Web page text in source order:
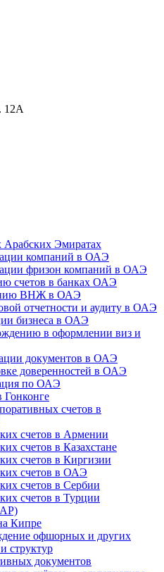
12А
Эмиратах
компаний в ОАЭ
фризон компаний в ОАЭ
счетов в банках ОАЭ
ВНЖ в ОАЭ
отчетности и аудиту в ОАЭ
бизнеса в ОАЭ
в оформлении виз и
документов в ОАЭ
доверенностей в ОАЭ
по ОАЭ
Гонконге
счетов в
счетов в Армении
счетов в Казахстане
счетов в Киргизии
счетов в ОАЭ
счетов в Сербии
счетов в Турции
Кипре
офшорных и других
структур
документов